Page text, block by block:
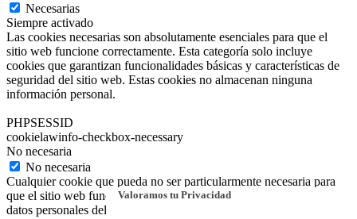
Valoramos tu Privacidad
Necesarias
Siempre activado
Las cookies necesarias son absolutamente esenciales para que el
sitio web funcione correctamente. Esta categoría solo incluye
cookies que garantizan funcionalidades básicas y características de
seguridad del sitio web. Estas cookies no almacenan ninguna
información personal.
PHPSESSID
cookielawinfo-checkbox-necessary
No necesaria
No necesaria
Cualquier cookie que pueda no ser particularmente necesaria para
que el sitio web funcione y se utilice específicamente para recopilar
datos personales del usuario a través de análisis, anuncios y otros